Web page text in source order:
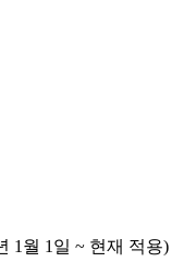
1월 1일 ~ 현재 적용)